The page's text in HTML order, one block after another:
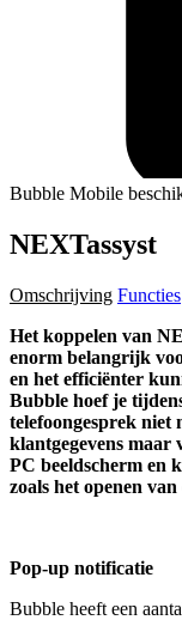
Bubble Mobile
NEXTassyst
Omschrijving Functies
Het koppelen van
enorm belangrijk
en het efficiënter
Bubble hoef je
telefoongesprek niet
klantgegevens maar
PC beeldscherm en
zoals het openen
Pop-up notificatie
Bubble heeft een